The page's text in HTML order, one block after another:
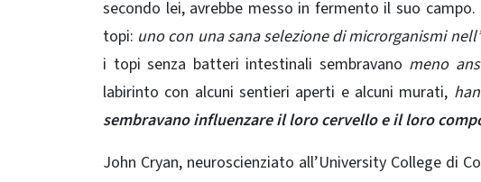
secondo lei, avrebbe messo in fermento il suo
topi: uno con una sana selezione di microrganismi
i topi senza batteri intestinali sembravano meno
labirinto con alcuni sentieri aperti e alcuni murati,
sembravano influenzare il loro cervello e il loro
John Cryan, neuroscienziato all’University College di